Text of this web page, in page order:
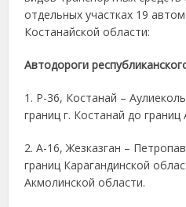
отдельных участках 19
Костанайской области:
Автодороги
1. Р-36, Костанай –
границ г. Костанай до
2. А-16, Жезказган –
границ Карагандинской
Акмолинской области.